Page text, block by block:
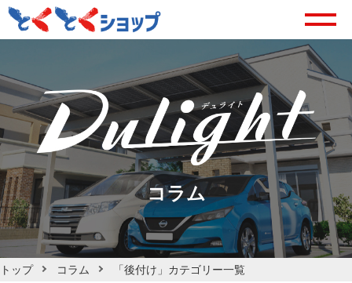
コラム
トップ コラム 「後付け」カテゴリー一覧